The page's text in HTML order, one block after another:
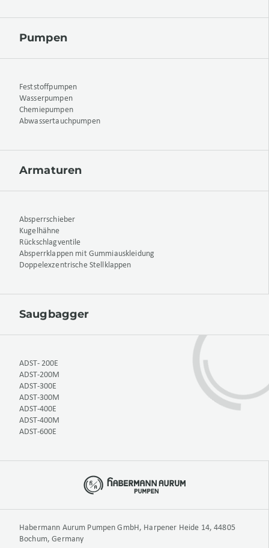
Pumpen
Feststoffpumpen
Wasserpumpen
Chemiepumpen
Abwassertauchpumpen
Armaturen
Absperrschieber
Kugelhähne
Rückschlagventile
Absperrklappen mit Gummiauskleidung
Doppelexzentrische Stellklappen
Saugbagger
ADST- 200E
ADST-200M
ADST-300E
ADST-300M
ADST-400E
ADST-400M
ADST-600E
Habermann Aurum Pumpen GmbH, Harpener Heide 14, 44805
Bochum, Germany